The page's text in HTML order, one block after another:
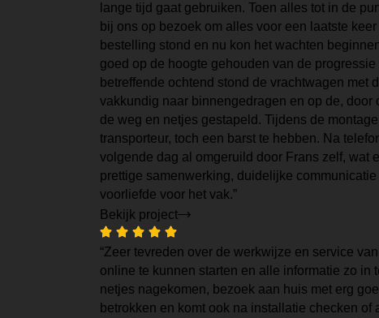
lange tijd gaat gebruiken. Toen alles tot in de
bij ons op bezoek om alles voor een laatste
bestelling stond en nu kon het wachten
goed op de hoogte gehouden van de
betreffende ochtend stond de vrachtwagen met
vakkundig naar binnengedragen en op de,
de weg en netjes gestapeld. Tijdens de
transporteur, toch een barst te hebben. Na
volgende dag al omgeruild door Frans zelf, wat
prettige samenwerking, duidelijke
voorliefde voor het vak.”
Bekijk project
“Zeer tevreden over de werkwijze en service
online te kunnen starten en alle informatie zo in
netjes nagekomen, bezoek aan huis met erg
betrokken en komt ook na installatie checken